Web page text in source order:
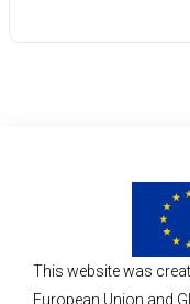
This website was
European Union and